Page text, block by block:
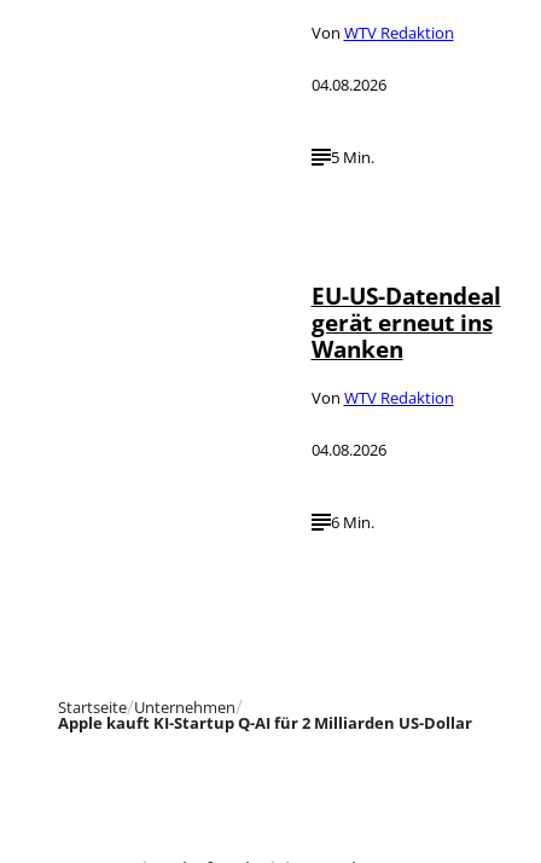
Von WTV Redaktion
04.08.2026
5 Min.
EU-US-Datendeal
gerät erneut ins
Wanken
Von WTV Redaktion
04.08.2026
6 Min.
Startseite Unternehmen
Apple kauft KI-Startup Q-AI für 2 Milliarden US-Dollar